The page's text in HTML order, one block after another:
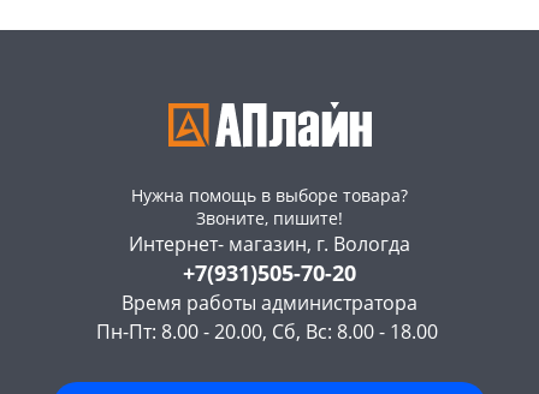
Нужна помощь в выборе товара?
Звоните, пишите!
Интернет- магазин, г. Вологда
+7(931)505-70-20
Время работы администратора
Пн-Пт: 8.00 - 20.00, Сб, Вс: 8.00 - 18.00